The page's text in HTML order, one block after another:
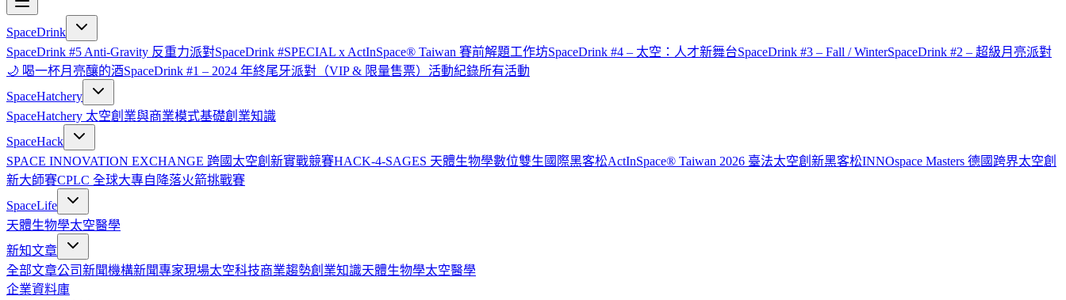
SpaceDrink
SpaceDrink #5 Anti-Gravity 反重力派對SpaceDrink #SPECIAL x ActInSpace® Taiwan 賽前解題工作坊SpaceDrink #4 – 太空：人才新舞台SpaceDrink #3 – Fall / WinterSpaceDrink #2 – 超級月亮派對
🌙 喝一杯月亮釀的酒SpaceDrink #1 – 2024 年終尾牙派對（VIP & 限量售票） 活動紀錄所有活動
SpaceHatchery
SpaceHatchery 太空創業與商業模式基礎創業知識
SpaceHack
SPACE INNOVATION EXCHANGE 跨國太空創新實戰競賽HACK-4-SAGES 天體生物學數位雙生國際黑客松ActInSpace® Taiwan 2026 臺法太空創新黑客松INNOspace Masters 德國跨界太空創
新大師賽CPLC 全球大專自降落火箭挑戰賽
SpaceLife
天體生物學太空醫學
新知文章
全部文章公司新聞機構新聞專家現場太空科技商業趨勢創業知識天體生物學太空醫學
企業資料庫